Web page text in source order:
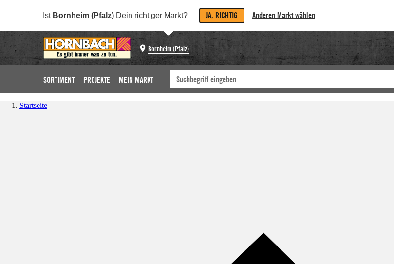
Ist Bornheim (Pfalz) Dein richtiger Markt? JA, RICHTIG Anderen Markt wählen
Bornheim (Pfalz)
SORTIMENT PROJEKTE MEIN MARKT
Startseite